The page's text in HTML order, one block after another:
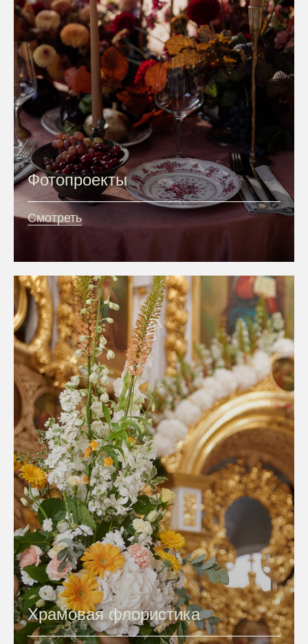
Фотопроекты
Смотреть
Храмовая флористика